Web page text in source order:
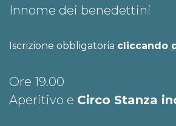
Innome dei benedettini
Iscrizione obbligatoria cliccando
Ore 19.00
Aperitivo e Circo Stanza